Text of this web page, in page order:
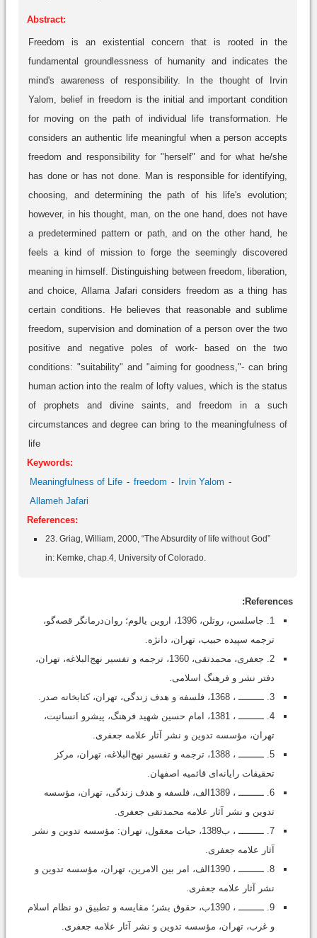
Abstract:
Freedom is an existential concern that is rooted in the
fundamental groundlessness of humanity and indicates the
mind's awareness of responsibility. In the thought of Irvin
Yalom, belief in freedom is the initial and important condition
for moving on the path of individual life transformation. He
considers an authentic life meaningful when a person accepts
freedom and responsibility for "herself" and for what he/she
has done or has not done. Man is responsible for identifying,
choosing, and determining the path of his life's evolution;
however, in his thought, man, on the one hand, does not have
a predetermined pattern or path, and on the other hand, he
feels a kind of mission to forge the seemingly discovered
meaning in himself. Distinguishing between freedom, liberation,
and choice, Allama Jafari considers freedom as a thing has
certain conditions. He believes that reasonable and sublime
freedom, supervision and domination of a person over the two
positive and negative poles of work- based on the two
conditions: "suitability" and "aiming for goodness,"- can bring
human action into the realm of lofty values, which is the status
of prophets and divine saints, and freedom in a such
circumstances and degree can bring to the meaningfulness of
life
Keywords:
Meaningfulness of Life
freedom
Irvin Yalom
Allameh Jafari
References:
23. Griag, William, 2000, “The Absurdity of life without God”
in: Kemke, chap.4, University of Colorado.
References:
1. جاسلسن، روتلن، 1396، اروین یالوم؛ روان‌درمانگر قصه‌گو،
ترجمه سپیده حبیب، تهران، دانژه.
2. جعفری، محمدتقی، 1360، ترجمه و تفسیر نهج‌البلاغه، تهران،
دفتر نشر و فرهنگ اسلامی.
3. ـــــــــ ، 1368، فلسفه و هدف زندگی، تهران، کتابخانه صدر.
4. ـــــــــ ، 1381، امام حسین شهید فرهنگ، پیشرو انسانیت،
تهران، مؤسسه تدوین و نشر آثار علامه جعفری.
5. ـــــــــ ، 1388، ترجمه و تفسیر نهج‌البلاغه، تهران، مرکز
تحقیقات رایانه‌ای قائمیه اصفهان.
6. ـــــــــ ، 1389الف، فلسفه و هدف زندگی، تهران، مؤسسه
تدوین و نشر آثار علامه محمدتقی جعفری.
7. ـــــــــ ، ب1389، حیات معقول، تهران: مؤسسه تدوین و نشر
آثار علامه جعفری.
8. ـــــــــ ، 1390الف، امر بین الامرین، تهران، مؤسسه تدوین و
نشر آثار علامه جعفری.
9. ـــــــــ ، 1390ب، حقوق بشر؛ مقایسه و تطبیق دو نظام اسلام
و غرب، تهران، مؤسسه تدوین و نشر آثار علامه جعفری.